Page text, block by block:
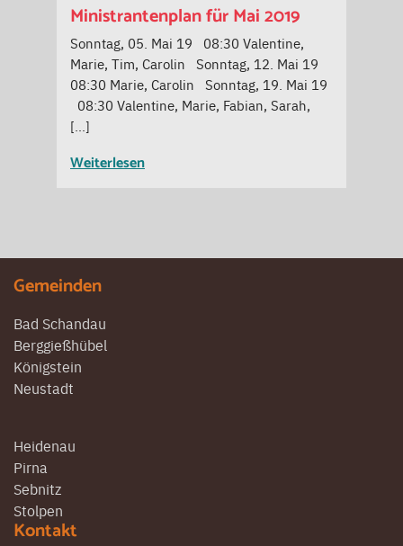
Ministrantenplan für Mai 2019
Sonntag, 05. Mai 19 08:30 Valentine,
Marie, Tim, Carolin Sonntag, 12. Mai 19
08:30 Marie, Carolin Sonntag, 19. Mai 19
08:30 Valentine, Marie, Fabian, Sarah,
[…]
Weiterlesen
Gemeinden
Bad Schandau
Berggießhübel
Königstein
Neustadt
Heidenau
Pirna
Sebnitz
Stolpen
Kontakt